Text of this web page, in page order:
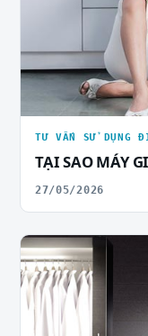
TƯ VẤN SỬ DỤNG
TẠI SAO MÁY
27/05/2026